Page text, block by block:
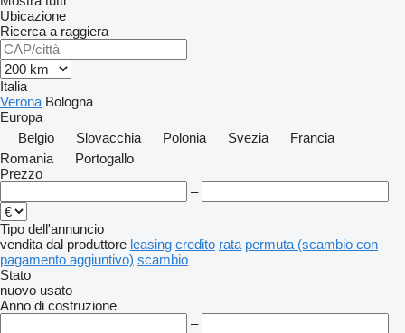
Ubicazione
Ricerca a raggiera
Italia
Verona Bologna
Europa
Belgio
Slovacchia Polonia Svezia
Francia
Romania
Portogallo
Prezzo
–
Tipo dell'annuncio
vendita dal produttore leasing credito rata permuta (scambio con
pagamento aggiuntivo) scambio
Stato
nuovo usato
Anno di costruzione
–